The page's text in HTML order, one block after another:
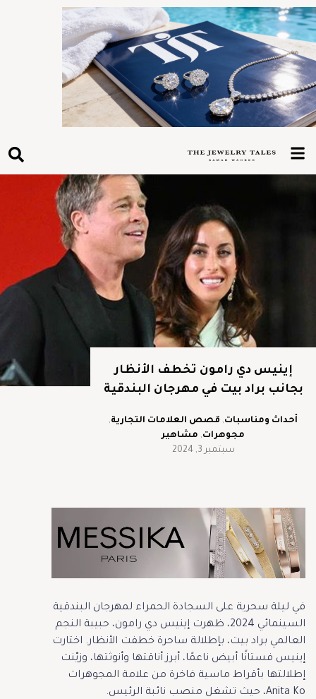
إينيس دي رامون تخطف الأنظار
بجانب براد بيت في مهرجان البندقية
أحداث ومناسبات,قصص العلامات التجارية,
مجوهرات,مشاهير
سبتمبر 3, 2024
في ليلة سحرية على السجادة الحمراء لمهرجان البندقية
السينمائي 2024، ظهرت إينيس دي رامون، حبيبة النجم
العالمي براد بيت، بإطلالة ساحرة خطفت الأنظار. اختارت
إينيس فستانًا أبيض ناعمًا، أبرز أناقتها وأنوثتها، وزيّنت
إطلالتها بأقراط ماسية فاخرة من علامة المجوهرات
Anita Ko، حيث تشغل منصب نائبة الرئيس.